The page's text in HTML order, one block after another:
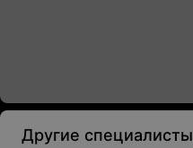
Другие специалисты